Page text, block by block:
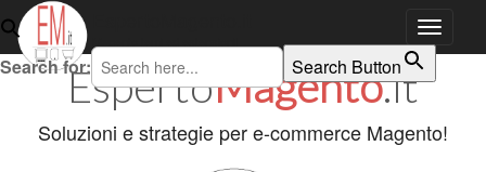
Search for: Search Button
Main menu
Skip to content
EspertoMagento.it
Soluzioni e strategie per e-commerce Magento!